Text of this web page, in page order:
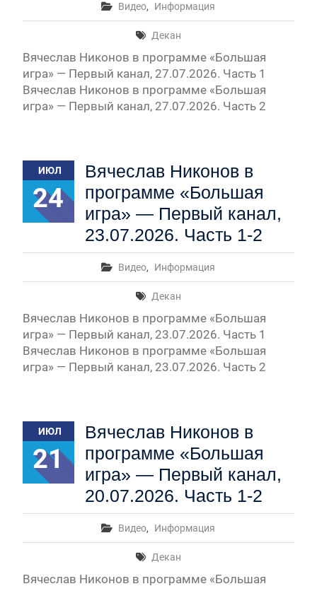
Видео, Информация
Декан
Вячеслав Никонов в программе «Большая
игра» — Первый канал, 27.07.2026. Часть 1
Вячеслав Никонов в программе «Большая
игра» — Первый канал, 27.07.2026. Часть 2
ИЮЛ
24
Вячеслав Никонов в
программе «Большая
игра» — Первый канал,
23.07.2026. Часть 1-2
Видео, Информация
Декан
Вячеслав Никонов в программе «Большая
игра» — Первый канал, 23.07.2026. Часть 1
Вячеслав Никонов в программе «Большая
игра» — Первый канал, 23.07.2026. Часть 2
ИЮЛ
21
Вячеслав Никонов в
программе «Большая
игра» — Первый канал,
20.07.2026. Часть 1-2
Видео, Информация
Декан
Вячеслав Никонов в программе «Большая